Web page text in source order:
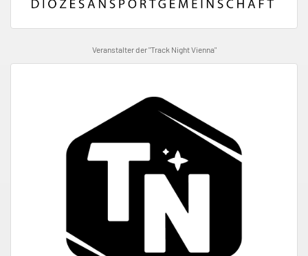
Veranstalter der "Track Night Vienna"